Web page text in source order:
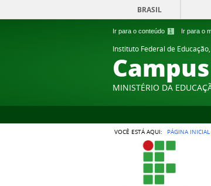
Ir para o conteúdo 1 Ir para o
BRASIL
Instituto Federal de
MINISTÉRIO DA
VOCÊ ESTÁ AQUI: PÁGINA INICIAL